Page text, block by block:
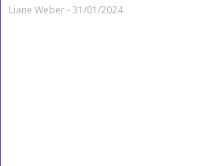
Liane Weber 31/01/2024